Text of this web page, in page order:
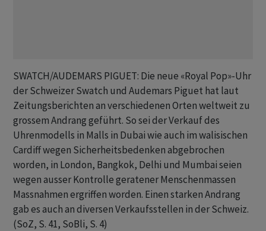
SWATCH/AUDEMARS PIGUET: Die neue «Royal Pop»-Uhr
der Schweizer Swatch und Audemars Piguet hat laut
Zeitungsberichten an verschiedenen Orten weltweit zu
grossem Andrang geführt. So sei der Verkauf des
Uhrenmodells in Malls in Dubai wie auch im walisischen
Cardiff wegen Sicherheitsbedenken abgebrochen
worden, in London, Bangkok, Delhi und Mumbai seien
wegen ausser Kontrolle geratener Menschenmassen
Massnahmen ergriffen worden. Einen starken Andrang
gab es auch an diversen Verkaufsstellen in der Schweiz.
(SoZ, S. 41, SoBli, S. 4)